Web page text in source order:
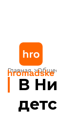
Главная
В Николаеве
В